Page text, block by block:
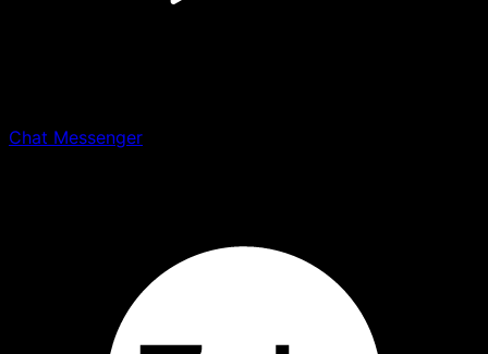
Chat Messenger